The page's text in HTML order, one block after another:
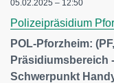
05.02.2025 – 12:50
Polizeipräsidium
POL-Pforzheim:
Präsidiumsbereich
Schwerpunkt